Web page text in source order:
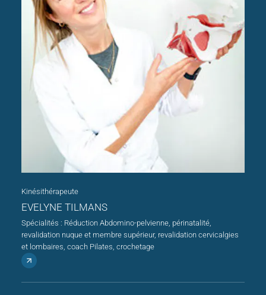
Kinésithérapeute
EVELYNE TILMANS
Spécialités : Réduction Abdomino-pelvienne, périnatalité,
revalidation nuque et membre supérieur, revalidation cervicalgies
et lombaires, coach Pilates, crochetage